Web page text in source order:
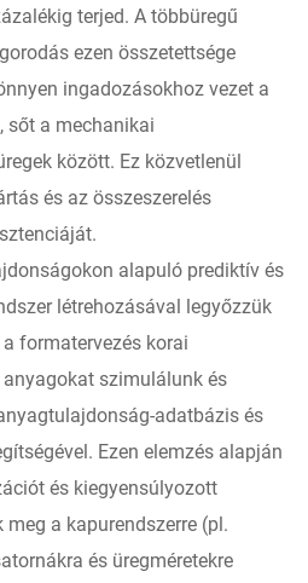
terjed. A többüregű
ezen összetettsége
ingadozásokhoz vezet a
sőt a mechanikai
között. Ez közvetlenül
és az összeszerelés
alapuló prediktív és
létrehozásával legyőzzük
formatervezés korai
szimulálunk és
adatbázis és
Ezen elemzés alapján
és kiegyensúlyozott
a kapurendszerre (pl.
és üregméretekre